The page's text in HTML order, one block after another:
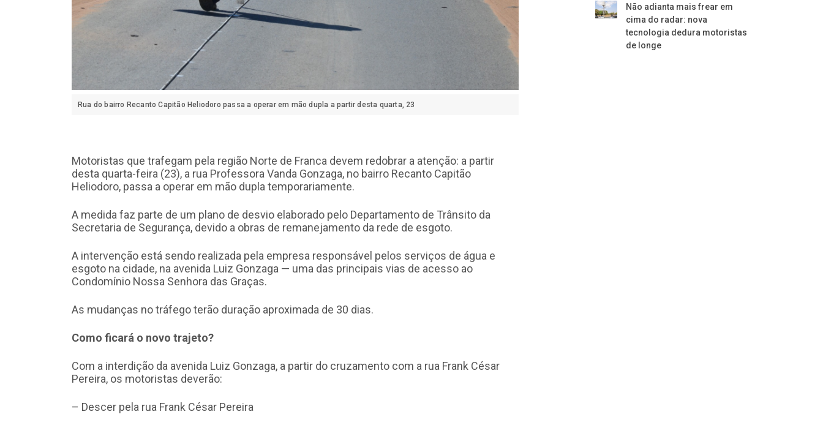
Rua do bairro Recanto Capitão Heliodoro passa a operar em mão dupla a partir desta quarta, 23
Motoristas que trafegam pela região Norte de Franca devem redobrar a atenção: a partir
desta quarta-feira (23), a rua Professora Vanda Gonzaga, no bairro Recanto Capitão
Heliodoro, passa a operar em mão dupla temporariamente.
A medida faz parte de um plano de desvio elaborado pelo Departamento de Trânsito da
Secretaria de Segurança, devido a obras de remanejamento da rede de esgoto.
A intervenção está sendo realizada pela empresa responsável pelos serviços de água e
esgoto na cidade, na avenida Luiz Gonzaga — uma das principais vias de acesso ao
Condomínio Nossa Senhora das Graças.
As mudanças no tráfego terão duração aproximada de 30 dias.
Como ficará o novo trajeto?
Com a interdição da avenida Luiz Gonzaga, a partir do cruzamento com a rua Frank César
Pereira, os motoristas deverão:
– Descer pela rua Frank César Pereira
Não adianta mais frear em
cima do radar: nova
tecnologia dedura motoristas
de longe